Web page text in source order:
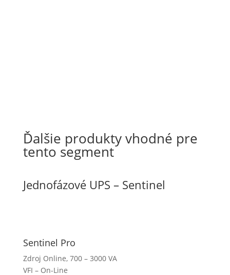
Ďalšie produkty vhodné pre
tento segment
Jednofázové UPS – Sentinel
Sentinel Pro
Zdroj Online, 700 – 3000 VA
VFI – On-Line